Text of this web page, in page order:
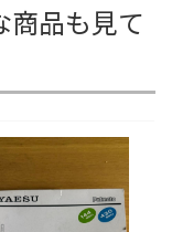
商品も見て